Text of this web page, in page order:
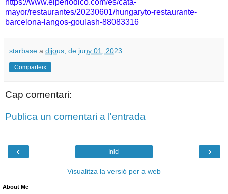
mayor/restaurantes/20230601/hungaryto-restaurante-
barcelona-langos-goulash-88083316
starbase a dijous, de juny 01, 2023
Comparteix
Cap comentari:
Publica un comentari a l'entrada
‹ ›
Inici
Visualitza la versió per a web
About Me